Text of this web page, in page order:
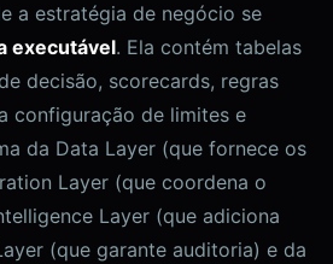
a estratégia de negócio se
executável. Ela contém tabelas
decisão, scorecards, regras
configuração de limites e
da Data Layer (que fornece os
Layer (que coordena o
Layer (que adiciona
(que garante auditoria) e da